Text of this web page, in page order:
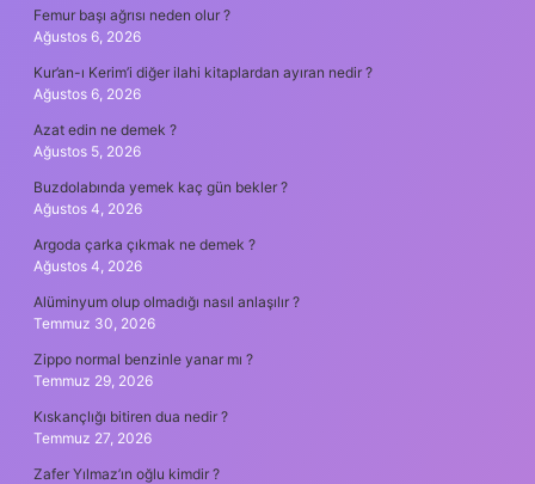
Femur başı ağrısı neden olur ?
Ağustos 6, 2026
Kur’an-ı Kerim’i diğer ilahi kitaplardan ayıran nedir ?
Ağustos 6, 2026
Azat edin ne demek ?
Ağustos 5, 2026
Buzdolabında yemek kaç gün bekler ?
Ağustos 4, 2026
Argoda çarka çıkmak ne demek ?
Ağustos 4, 2026
Alüminyum olup olmadığı nasıl anlaşılır ?
Temmuz 30, 2026
Zippo normal benzinle yanar mı ?
Temmuz 29, 2026
Kıskançlığı bitiren dua nedir ?
Temmuz 27, 2026
Zafer Yılmaz’ın oğlu kimdir ?